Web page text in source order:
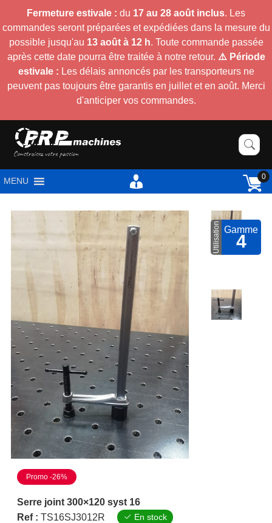
Fermeture estivale : du 17 au 28 août inclus. Les
commandes seront préparées et expédiées dans la mesure du
possible jusqu'au 13 août à 12 h. Toute commande passée
après cette date pourra être traitée à notre retour. ⚠️ Période
estivale : Les délais annoncés par les transporteurs ne
peuvent pas toujours être garantis en juillet et en août. Merci
d'anticiper vos commandes.
MENU 0
Promo -26%
Serre joint 300×120 syst 16
Ref : TS16SJ3012R En stock
Utilisation Gamme
4